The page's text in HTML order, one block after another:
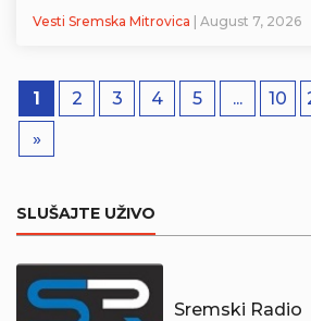
Vesti Sremska Mitrovica | August 7, 2026
1 2 3 4 5 ... 10
»
SLUŠAJTE UŽIVO
Sremski Radio